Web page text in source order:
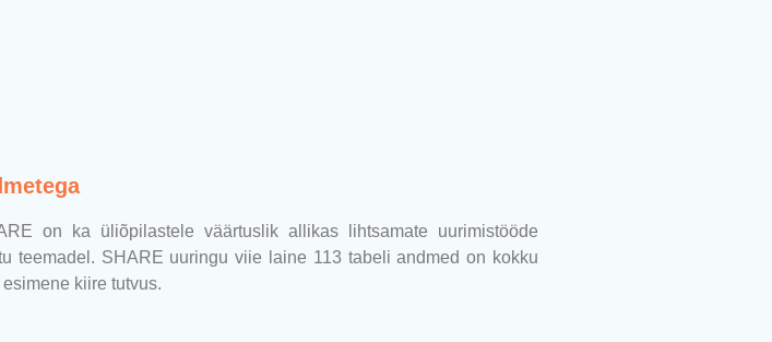
on ka üliõpilastele väärtuslik allikas lihtsamate uurimistööde
teemadel. SHARE uuringu viie laine 113 tabeli andmed on kokku
kiire tutvus.